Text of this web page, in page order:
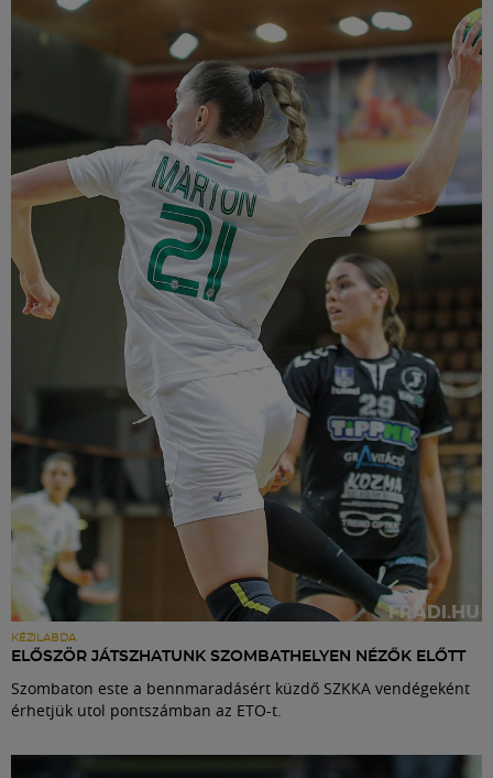
KÉZILABDA
ELŐSZÖR JÁTSZHATUNK SZOMBATHELYEN NÉZŐK ELŐTT
Szombaton este a bennmaradásért küzdő SZKKA vendégeként
érhetjük utol pontszámban az ETO-t.